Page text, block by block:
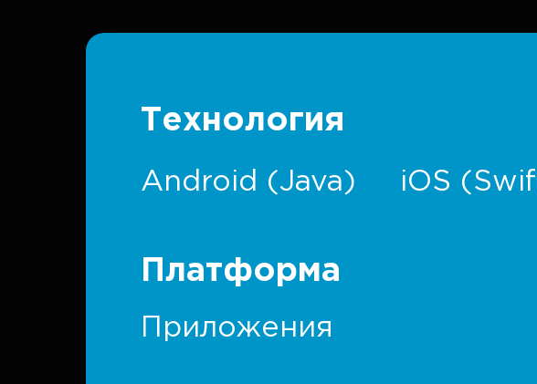
Технология
Android (Java) iOS
Платформа
Приложения